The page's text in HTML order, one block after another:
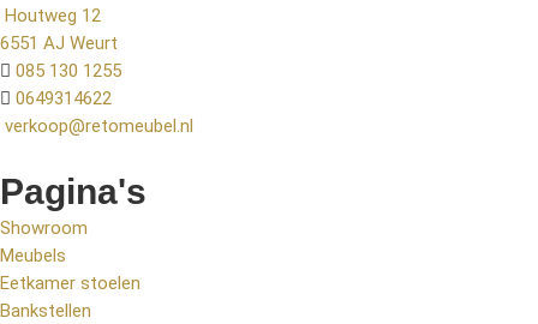
Houtweg 12
6551 AJ Weurt
085 130 1255
0649314622
verkoop@retomeubel.nl
Pagina's
Showroom
Meubels
Eetkamer stoelen
Bankstellen